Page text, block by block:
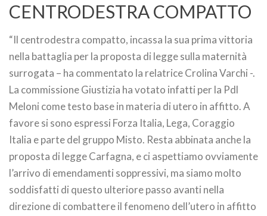
CENTRODESTRA COMPATTO
“Il centrodestra compatto, incassa la sua prima vittoria
nella battaglia per la proposta di legge sulla maternità
surrogata – ha commentato la relatrice Crolina Varchi -.
La commissione Giustizia ha votato infatti per la Pdl
Meloni come testo base in materia di utero in affitto. A
favore si sono espressi Forza Italia, Lega, Coraggio
Italia e parte del gruppo Misto. Resta abbinata anche la
proposta di legge Carfagna, e ci aspettiamo ovviamente
l’arrivo di emendamenti soppressivi, ma siamo molto
soddisfatti di questo ulteriore passo avanti nella
direzione di combattere il fenomeno dell’utero in affitto